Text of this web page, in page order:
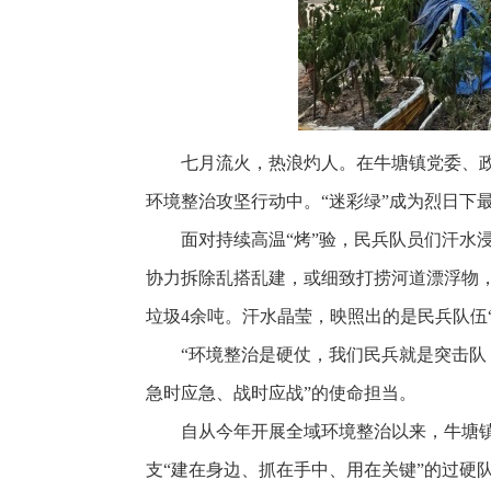
七月流火，热浪灼人。在牛塘镇党委、
环境整治攻坚行动中。“迷彩绿”成为烈日下
面对持续高温“烤”验，民兵队员们汗水
协力拆除乱搭乱建，或细致打捞河道漂浮物
垃圾4余吨。汗水晶莹，映照出的是民兵队
“环境整治是硬仗，我们民兵就是突击
急时应急、战时应战”的使命担当。
自从今年开展全域环境整治以来，牛塘
支“建在身边、抓在手中、用在关键”的过硬